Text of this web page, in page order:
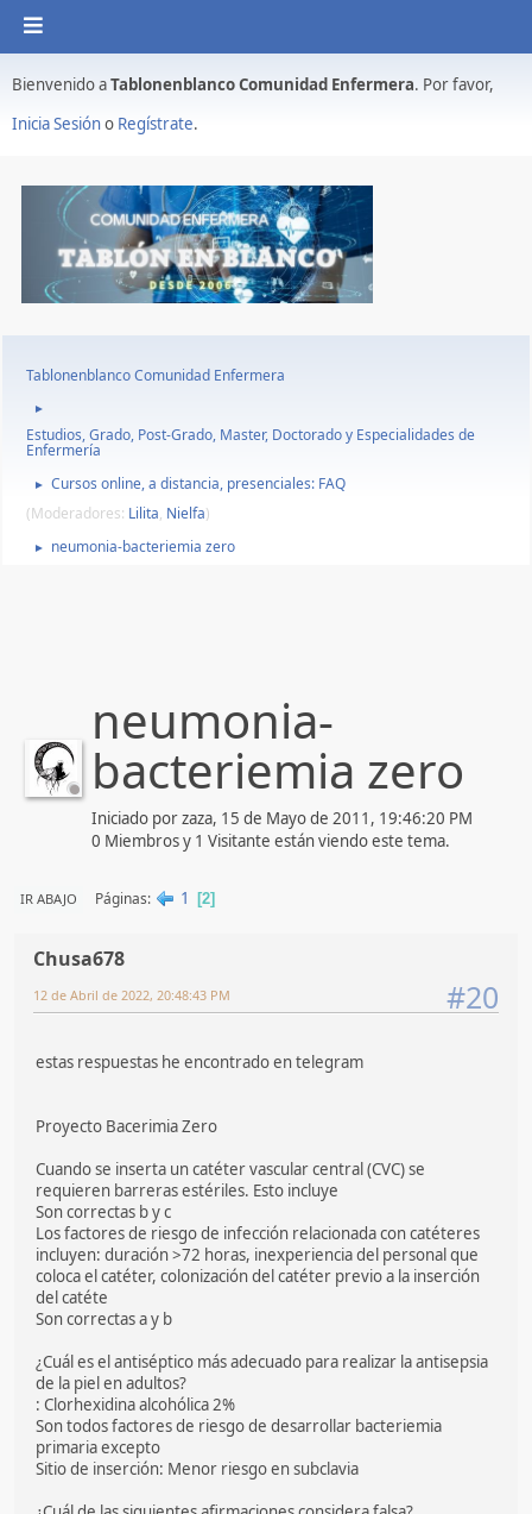
Bienvenido aTablonenblanco Comunidad Enfermera. Por favor,
Inicia Sesióno Regístrate.
Tablonenblanco Comunidad Enfermera
►
Estudios, Grado, Post-Grado, Master, Doctorado y Especialidades de
Enfermería
►
Cursos online, a distancia, presenciales: FAQ
(Moderadores: Lilita, Nielfa)
► neumonia-bacteriemia zero
neumonia-
bacteriemia zero
Iniciado por zaza, 15 de Mayo de 2011, 19:46:20 PM
0 Miembros y 1 Visitante están viendo este tema.
IR ABAJO Páginas 1 2
Chusa678
#20
12 de Abril de 2022, 20:48:43 PM
estas respuestas he encontrado en telegram
Proyecto Bacerimia Zero
Cuando se inserta un catéter vascular central (CVC) se
requieren barreras estériles. Esto incluye
Son correctas b y c
Los factores de riesgo de infección relacionada con catéteres
incluyen: duración >72 horas, inexperiencia del personal que
coloca el catéter, colonización del catéter previo a la inserción
del catéte
Son correctas a y b
¿Cuál es el antiséptico más adecuado para realizar la antisepsia
de la piel en adultos?
: Clorhexidina alcohólica 2%
Son todos factores de riesgo de desarrollar bacteriemia
primaria excepto
Sitio de inserción: Menor riesgo en subclavia